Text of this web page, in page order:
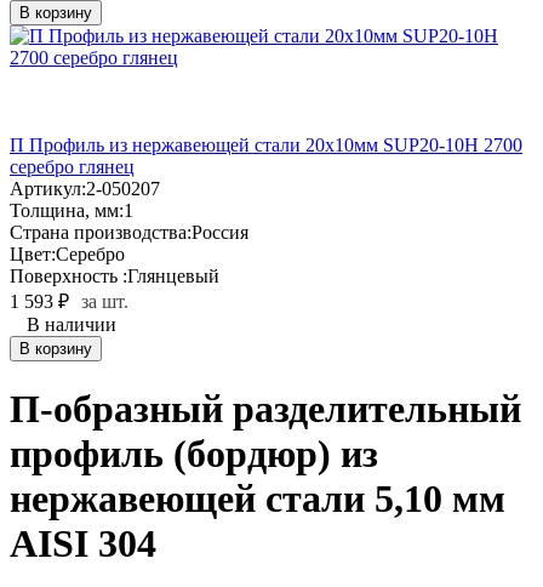
В корзину
П Профиль из нержавеющей стали 20х10мм SUP20-10H 2700
серебро глянец
Артикул:2-050207
Толщина, мм:1
Страна производства:Россия
Цвет:Серебро
Поверхность :Глянцевый
1 593 ₽ за шт.
В наличии
В корзину
П-образный разделительный
профиль (бордюр) из
нержавеющей стали 5,10 мм
AISI 304